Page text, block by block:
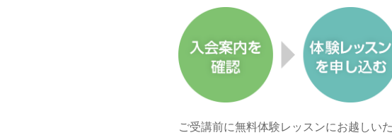
ご受講前に無料体験レッスンにお越しい